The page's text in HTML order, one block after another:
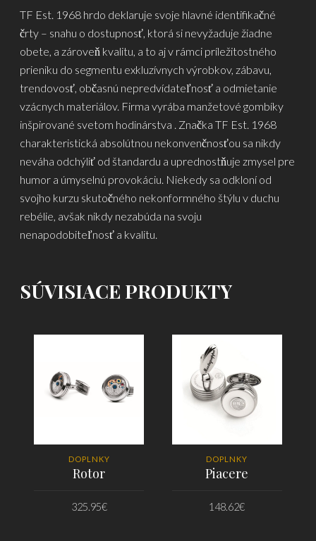
TF Est. 1968 hrdo deklaruje svoje hlavné identifikačné
črty – snahu o dostupnosť, ktorá si nevyžaduje žiadne
obete, a zároveň kvalitu, a to aj v rámci príležitostného
prieniku do segmentu exkluzívnych výrobkov, zábavu,
trendovosť, občasnú nepredvídateľnosť a odmietanie
vzácnych materiálov. Firma vyrába manžetové gombíky
inšpirované svetom hodinárstva . Značka TF Est. 1968
charakteristická absolútnou nekonvenčnosťou sa nikdy
neváha odchýliť od štandardu a uprednostňuje zmysel pre
humor a úmyselnú provokáciu. Niekedy sa odkloní od
svojho kurzu skutočného nekonformného štýlu v duchu
rebélie, avšak nikdy nezabúda na svoju
nenapodobiteľnosť a kvalitu.
SÚVISIACE PRODUKTY
DOPLNKY
Rotor
325.95€
DOPLNKY
Piacere
148.62€